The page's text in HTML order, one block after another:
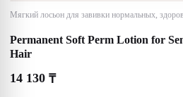
Мягкий лосьон для завивки нормальных,
Permanent Soft Perm Lotion for
Hair
14 130 ₸